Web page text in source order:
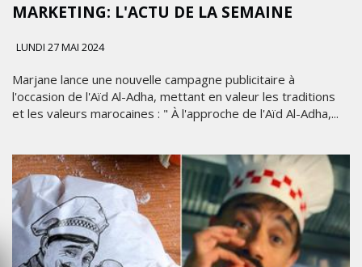
MARKETING: L'ACTU DE LA SEMAINE
LUNDI 27 MAI 2024
Marjane lance une nouvelle campagne publicitaire à
l'occasion de l'Aïd Al-Adha, mettant en valeur les traditions
et les valeurs marocaines : " À l'approche de l'Aïd Al-Adha,...